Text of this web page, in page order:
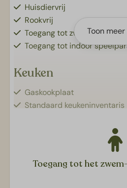
Huisdiervrij
Rookvrij
Toegang tot zwemparadijs
Toegang tot indoor
Keuken
Gaskookplaat
Standaard keukeninventaris
Filterkoffiezetapparaat (No.
Waterkoker
Toon
Toegang tot het